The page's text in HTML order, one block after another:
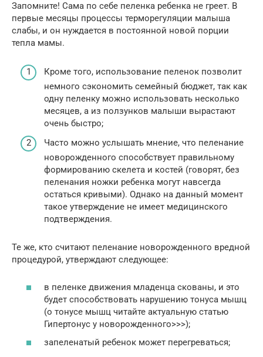
Запомните! Сама по себе пеленка ребенка не греет. В
первые месяцы процессы терморегуляции малыша
слабы, и он нуждается в постоянной новой порции
тепла мамы.
Кроме того, использование пеленок позволит
немного сэкономить семейный бюджет, так как
одну пеленку можно использовать несколько
месяцев, а из ползунков малыши вырастают
очень быстро;
Часто можно услышать мнение, что пеленание
новорожденного способствует правильному
формированию скелета и костей (говорят, без
пеленания ножки ребенка могут навсегда
остаться кривыми). Однако на данный момент
такое утверждение не имеет медицинского
подтверждения.
Те же, кто считают пеленание новорожденного вредной
процедурой, утверждают следующее:
в пеленке движения младенца скованы, и это
будет способствовать нарушению тонуса мышц
(о тонусе мышц читайте актуальную статью
Гипертонус у новорожденного>>>);
запеленатый ребенок может перегреваться;